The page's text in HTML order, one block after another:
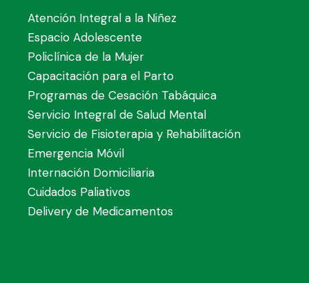
Atención Integral a la Niñez
Espacio Adolescente
Policlínica de la Mujer
Capacitación para el Parto
Programas de Cesación Tabáquica
Servicio Integral de Salud Mental
Servicio de Fisioterapia y Rehabilitación
Emergencia Móvil
Internación Domiciliaria
Cuidados Paliativos
Delivery de Medicamentos